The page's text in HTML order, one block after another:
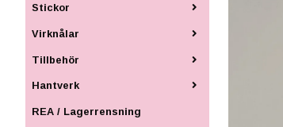
Stickor
Virknålar
Tillbehör
Hantverk
REA / Lagerrensning